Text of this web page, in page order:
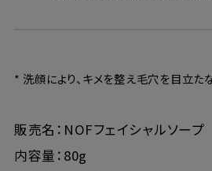
* 洗顔により、キメを整え毛穴を目立た
販売名：NOFフェイシャルソープ
内容量：80g